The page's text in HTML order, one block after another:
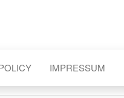
IMPRESSUM